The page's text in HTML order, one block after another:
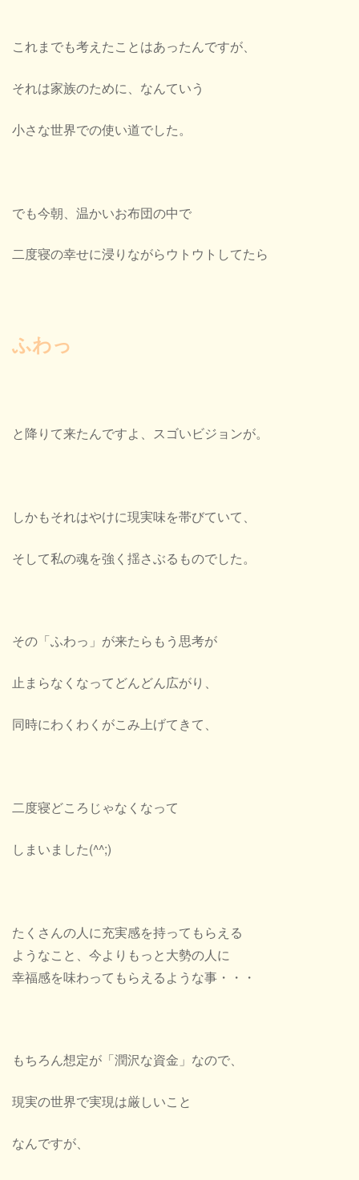
これまでも考えたことはあったんですが、
それは家族のために、なんていう
小さな世界での使い道でした。
でも今朝、温かいお布団の中で
二度寝の幸せに浸りながらウトウトしてたら
ふわっ
と降りて来たんですよ、スゴいビジョンが。
しかもそれはやけに現実味を帯びていて、
そして私の魂を強く揺さぶるものでした。
その「ふわっ」が来たらもう思考が
止まらなくなってどんどん広がり、
同時にわくわくがこみ上げてきて、
二度寝どころじゃなくなって
しまいました(^^;)
たくさんの人に充実感を持ってもらえる
ようなこと、今よりもっと大勢の人に
幸福感を味わってもらえるような事・・・
もちろん想定が「潤沢な資金」なので、
現実の世界で実現は厳しいこと
なんですが、